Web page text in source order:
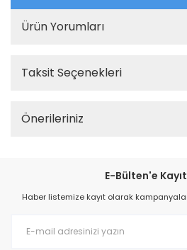
Ürün Yorumları
Taksit Seçenekleri
Önerileriniz
E-Bülten'e
Haber listemize kayıt olarak